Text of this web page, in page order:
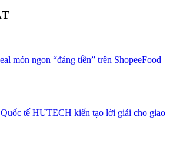
món ngon “đáng tiền” trên ShopeeFood
tế HUTECH kiến tạo lời giải cho giao